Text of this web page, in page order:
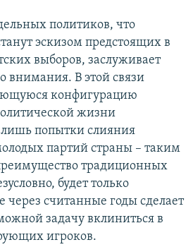
политиков, что
эскизом предстоящих в
выборов, заслуживает
внимания. В этой связи
конфигурацию
жизни
попытки слияния
партий страны – таким
традиционных
будет только
через считанные годы сделает
задачу вклиниться в
игроков.